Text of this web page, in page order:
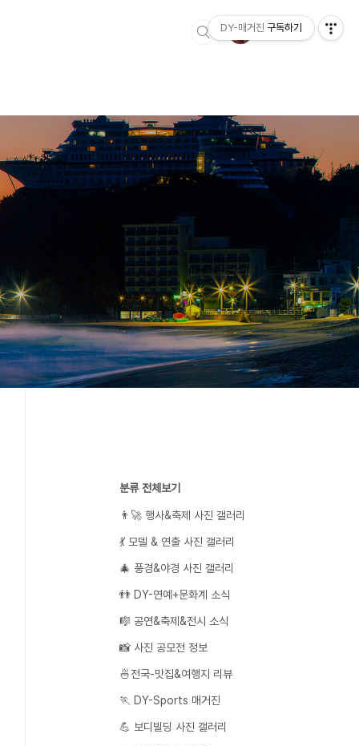
분류 전체보기
👨‍🚀 행사&축제 사진 갤러리
💃 모델 & 연출 사진 갤러리
🎄 풍경&야경 사진 갤러리
👬 DY-연예+문화계 소식
🎼 공연&축제&전시 소식
📸 사진 공모전 정보
🍜전국-맛집&여행지 리뷰
🏃 DY-Sports 매거진
💪 보디빌딩 사진 갤러리
DY-매거진 구독하기